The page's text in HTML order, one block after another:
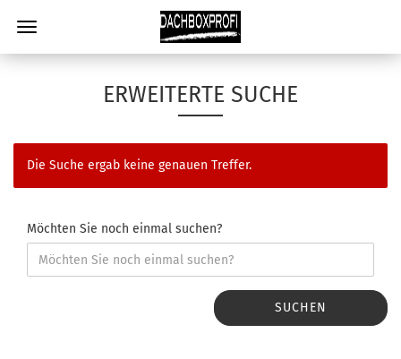
ERWEITERTE SUCHE
Die Suche ergab keine genauen Treffer.
Möchten Sie noch einmal suchen?
SUCHEN